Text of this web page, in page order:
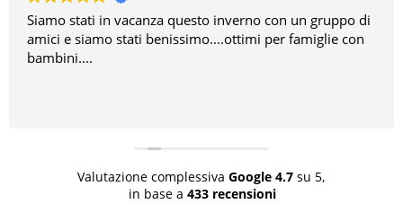
Siamo stati in vacanza questo inverno con un gruppo di
amici e siamo stati benissimo....ottimi per famiglie con
bambini....
Valutazione complessiva Google 4.7su 5,
in base a 433 recensioni